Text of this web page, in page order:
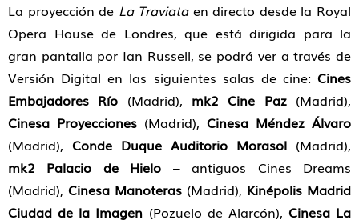
La proyección de La Traviataen directo desde la Royal
Opera House de Londres, que está dirigida para la
gran pantalla por Ian Russell, se podrá ver a través de
Versión Digital en las siguientes salas de cine: Cines
Embajadores Río (Madrid), mk2 Cine Paz(Madrid),
Cinesa Proyecciones (Madrid), Cinesa Méndez Álvaro
(Madrid), Conde Duque Auditorio Morasol (Madrid),
mk2 Palacio de Hielo – antiguos Cines Dreams
(Madrid), Cinesa Manoteras (Madrid), Kinépolis Madrid
Ciudad de la Imagen (Pozuelo de Alarcón), Cinesa La